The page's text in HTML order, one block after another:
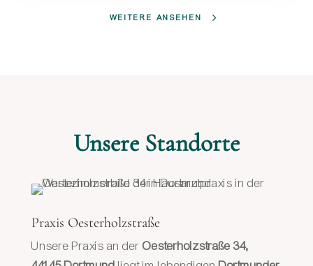
WEITERE ANSEHEN
Unsere Standorte
Praxis Oesterholzstraße
Unsere Praxis an der Oesterholzstraße 34,